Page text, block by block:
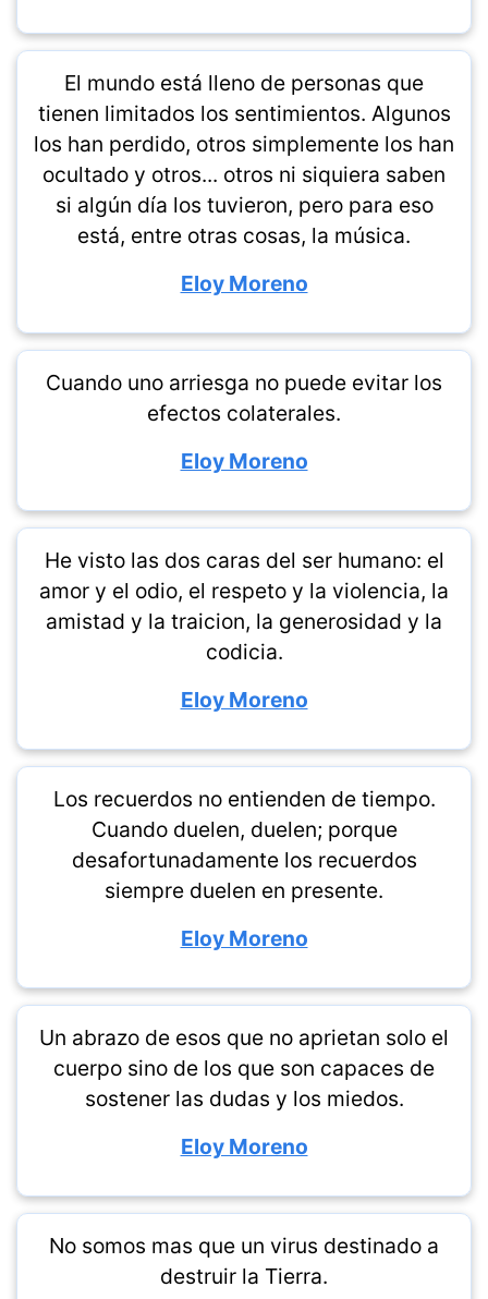
El mundo está lleno de personas que
tienen limitados los sentimientos. Algunos
los han perdido, otros simplemente los han
ocultado y otros... otros ni siquiera saben
si algún día los tuvieron, pero para eso
está, entre otras cosas, la música.
Eloy Moreno
Cuando uno arriesga no puede evitar los
efectos colaterales.
Eloy Moreno
He visto las dos caras del ser humano: el
amor y el odio, el respeto y la violencia, la
amistad y la traicion, la generosidad y la
codicia.
Eloy Moreno
Los recuerdos no entienden de tiempo.
Cuando duelen, duelen; porque
desafortunadamente los recuerdos
siempre duelen en presente.
Eloy Moreno
Un abrazo de esos que no aprietan solo el
cuerpo sino de los que son capaces de
sostener las dudas y los miedos.
Eloy Moreno
No somos mas que un virus destinado a
destruir la Tierra.